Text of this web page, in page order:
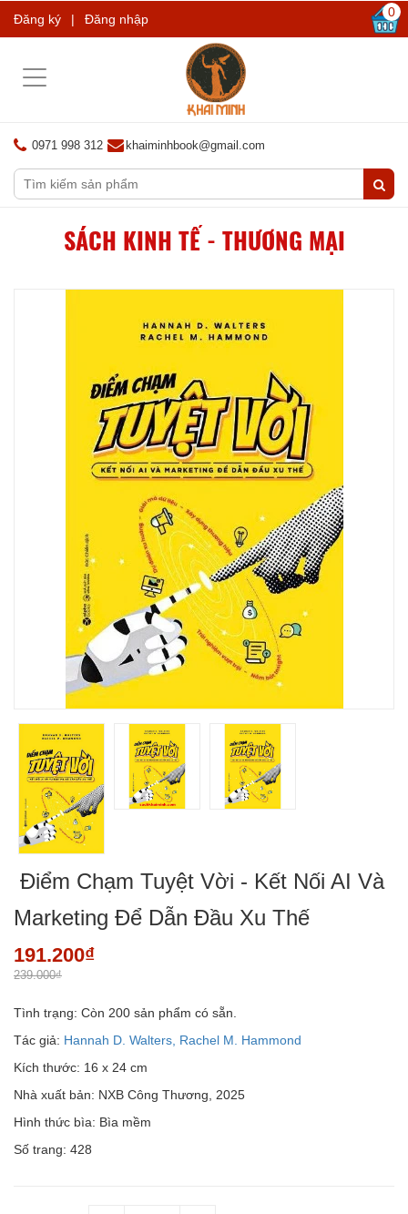
Đăng ký | Đăng nhập 0
Toggle
0971 998 312 khaiminhbook@gmail.com
SÁCH KINH TẾ - THƯƠNG MẠI
Điểm Chạm Tuyệt Vời - Kết Nối AI Và
Marketing Để Dẫn Đầu Xu Thế
191.200₫
239.000₫
Tình trạng: Còn 200 sản phẩm có sẵn.
Tác giả: Hannah D. Walters, Rachel M. Hammond
Kích thước: 16 x 24 cm
Nhà xuất bản: NXB Công Thương, 2025
Hình thức bìa: Bìa mềm
Số trang: 428